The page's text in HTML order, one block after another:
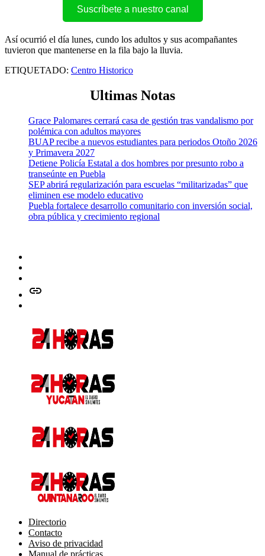
Suscríbete a nuestro canal
Así ocurrió el día lunes, cundo los adultos y sus acompañantes
tuvieron que mantenerse en la fila bajo la lluvia.
ETIQUETADO: Centro Historico
Ultimas Notas
Grace Palomares cerrará casa de gestión tras vandalismo por
polémica con adultos mayores
BUAP recibe a nuevos estudiantes para periodos Otoño 2026
y Primavera 2027
Detiene Policía Estatal a dos hombres por presunto robo a
transeúnte en Puebla
SEP abrirá regularización para escuelas “militarizadas” que
eliminen ese modelo educativo
Puebla fortalece desarrollo comunitario con inversión social,
obra pública y crecimiento regional
issuu
Directorio
Contacto
Aviso de privacidad
Manual de prácticas